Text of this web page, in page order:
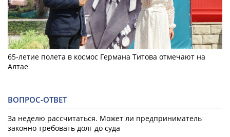
65-летие полета в космос Германа Титова отмечают на
Алтае
ВОПРОС-ОТВЕТ
За неделю рассчитаться. Может ли предприниматель
законно требовать долг до суда